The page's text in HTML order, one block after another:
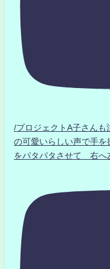
/プロジェクトA子さん
の可愛いらしい声で手
をパタパタさせて 右へ